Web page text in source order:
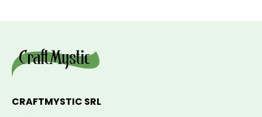
CRAFTMYSTIC SRL